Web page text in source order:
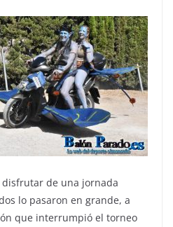
disfrutar de una jornada
lo pasaron en grande, a
que interrumpió el torneo